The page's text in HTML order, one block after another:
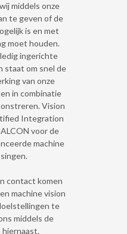
middels onze
te geven of de
is en met
moet houden.
ingerichte
staat om snel de
van onze
in combinatie
Vision
Integration
voor de
machine
contact komen
machine vision
te
middels de